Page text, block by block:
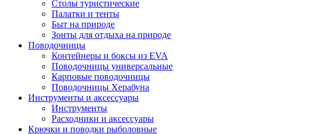
Столы туристические
Палатки и тенты
Быт на природе
Зонты для отдыха на природе
Поводочницы
Контейнеры и боксы из EVA
Поводочницы универсальные
Карповые поводочницы
Поводочницы Херабуна
Инструменты и аксессуары
Инструменты
Расходники и аксессуары
Крючки и поводки рыболовные